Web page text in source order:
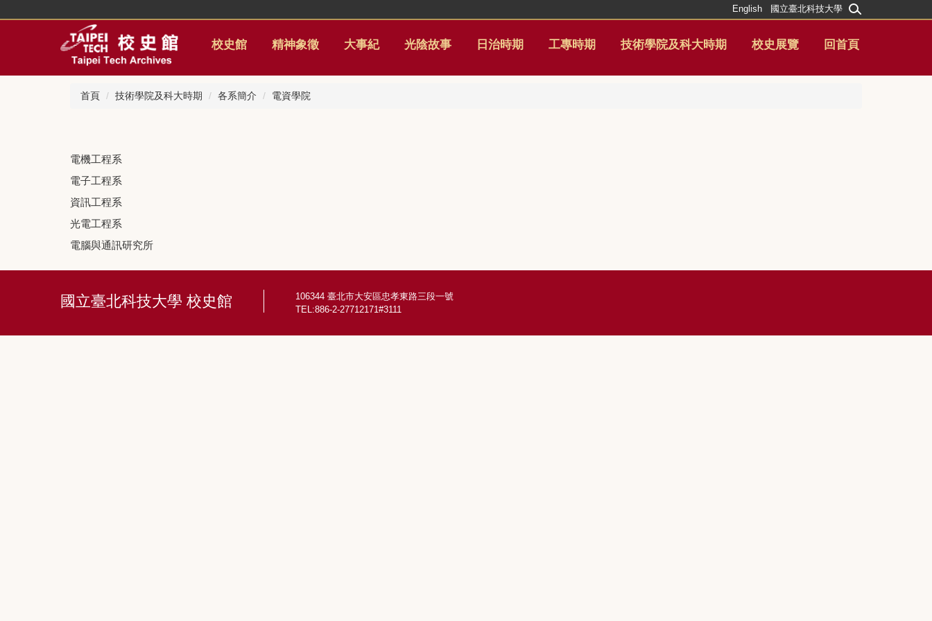
校史館 精神象徵 大事紀 光陰故事 日治時期 工專時期 技術學院及科大時期 校史展覽 回首頁
English 國立臺北科技大學
首頁 技術學院及科大時期 各系簡介 電資學院
電機工程系
電子工程系
資訊工程系
光電工程系
電腦與通訊研究所
國立臺北科技大學 校史館
106344 臺北市大安區忠孝東路三段一號
TEL:886-2-27712171#3111